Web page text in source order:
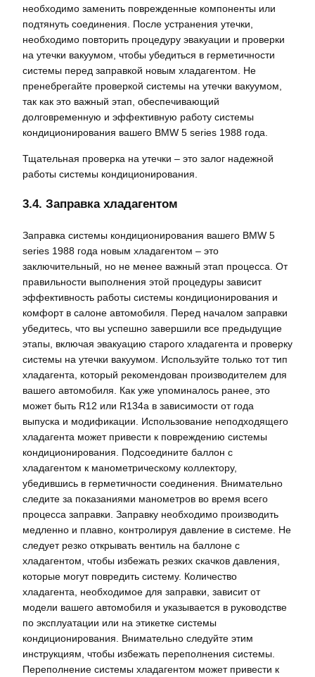
необходимо заменить поврежденные компоненты или
подтянуть соединения. После устранения утечки,
необходимо повторить процедуру эвакуации и проверки
на утечки вакуумом, чтобы убедиться в герметичности
системы перед заправкой новым хладагентом. Не
пренебрегайте проверкой системы на утечки вакуумом,
так как это важный этап, обеспечивающий
долговременную и эффективную работу системы
кондиционирования вашего BMW 5 series 1988 года.
Тщательная проверка на утечки – это залог надежной
работы системы кондиционирования.
3.4. Заправка хладагентом
Заправка системы кондиционирования вашего BMW 5
series 1988 года новым хладагентом – это
заключительный, но не менее важный этап процесса. От
правильности выполнения этой процедуры зависит
эффективность работы системы кондиционирования и
комфорт в салоне автомобиля. Перед началом заправки
убедитесь, что вы успешно завершили все предыдущие
этапы, включая эвакуацию старого хладагента и проверку
системы на утечки вакуумом. Используйте только тот тип
хладагента, который рекомендован производителем для
вашего автомобиля. Как уже упоминалось ранее, это
может быть R12 или R134a в зависимости от года
выпуска и модификации. Использование неподходящего
хладагента может привести к повреждению системы
кондиционирования. Подсоедините баллон с
хладагентом к манометрическому коллектору,
убедившись в герметичности соединения. Внимательно
следите за показаниями манометров во время всего
процесса заправки. Заправку необходимо производить
медленно и плавно, контролируя давление в системе. Не
следует резко открывать вентиль на баллоне с
хладагентом, чтобы избежать резких скачков давления,
которые могут повредить систему. Количество
хладагента, необходимое для заправки, зависит от
модели вашего автомобиля и указывается в руководстве
по эксплуатации или на этикетке системы
кондиционирования. Внимательно следуйте этим
инструкциям, чтобы избежать переполнения системы.
Переполнение системы хладагентом может привести к